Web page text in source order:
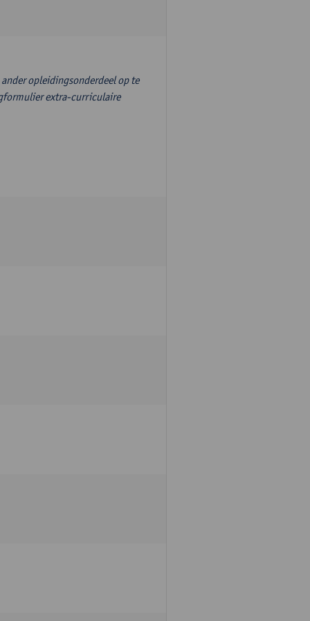
opleidingsonderdeel op te
extra-curriculaire